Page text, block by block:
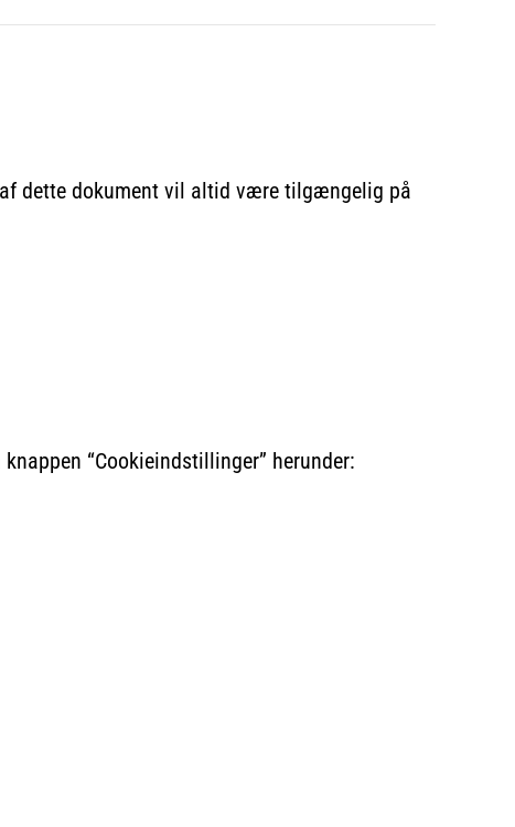
dette dokument vil altid være tilgængelig på
“Cookieindstillinger” herunder: